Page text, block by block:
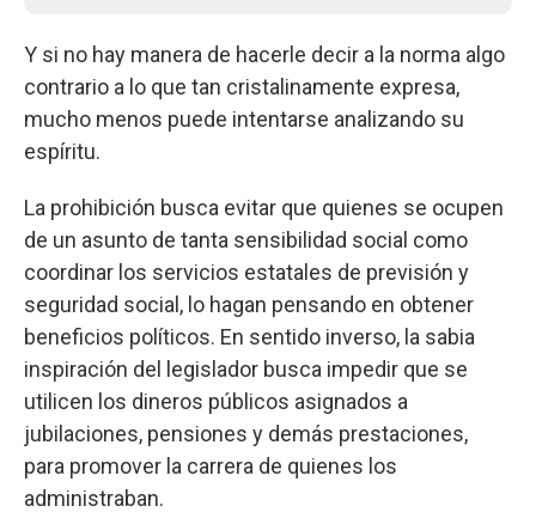
Y si no hay manera de hacerle decir a la norma algo
contrario a lo que tan cristalinamente expresa,
mucho menos puede intentarse analizando su
espíritu.
La prohibición busca evitar que quienes se ocupen
de un asunto de tanta sensibilidad social como
coordinar los servicios estatales de previsión y
seguridad social, lo hagan pensando en obtener
beneficios políticos. En sentido inverso, la sabia
inspiración del legislador busca impedir que se
utilicen los dineros públicos asignados a
jubilaciones, pensiones y demás prestaciones,
para promover la carrera de quienes los
administraban.